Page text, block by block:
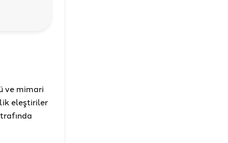
ve mimari
eleştiriler